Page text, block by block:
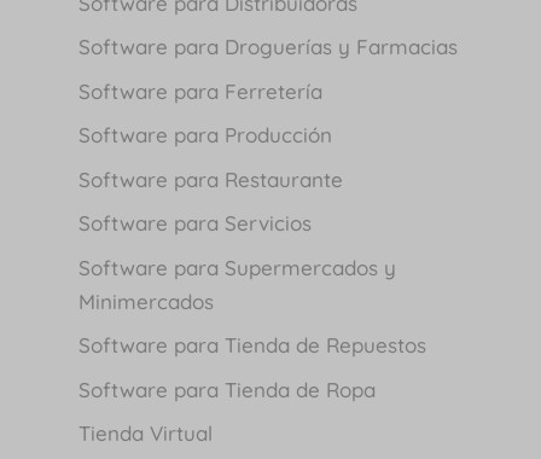
Software para Droguerías y Farmacias
Software para Ferretería
Software para Producción
Software para Restaurante
Software para Servicios
Software para Supermercados y
Minimercados
Software para Tienda de Repuestos
Software para Tienda de Ropa
Tienda Virtual